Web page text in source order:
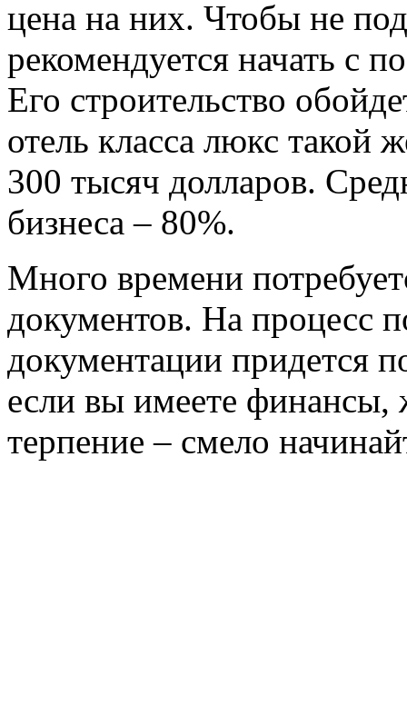
цена на них. Чтобы не
рекомендуется начать с
Его строительство
отель класса люкс такой
300 тысяч долларов.
бизнеса – 80%.
Много времени
документов. На процесс
документации придется
если вы имеете финансы,
терпение – смело